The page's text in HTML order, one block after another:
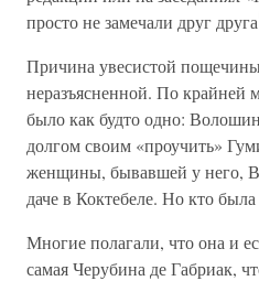
просто не замечали друг друга
Причина увесистой
неразъясненной. По
было как будто одно:
долгом своим «проучить»
женщины, бывавшей у него,
даче в Коктебеле. Но кто
Многие полагали, что она и
самая Черубина де Габриак,